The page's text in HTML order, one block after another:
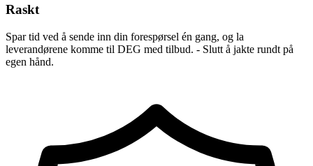
Raskt
Spar tid ved å sende inn din forespørsel én gang, og la
leverandørene komme til DEG med tilbud. - Slutt å jakte rundt på
egen hånd.